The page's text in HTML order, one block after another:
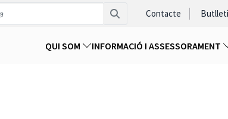
Contacte Butlletí
QUI SOM INFORMACIÓ I ASSESSORAMENT